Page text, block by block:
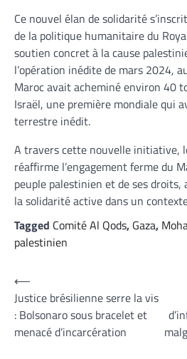
Ce nouvel élan de solidarité
de la politique humanitaire du
soutien concret à la cause
l’opération inédite de mars 2024,
Maroc avait acheminé environ 40
Israël, une première mondiale qui
terrestre inédit.
A travers cette nouvelle initiative,
réaffirme l’engagement ferme du
peuple palestinien et de ses droits,
la solidarité active dans un
Tagged Comité Al Qods, Gaza,
palestinien
Navigation
de
l’article
⟵
Justice brésilienne serre la vis
: Bolsonaro sous bracelet et
menacé d’incarcération